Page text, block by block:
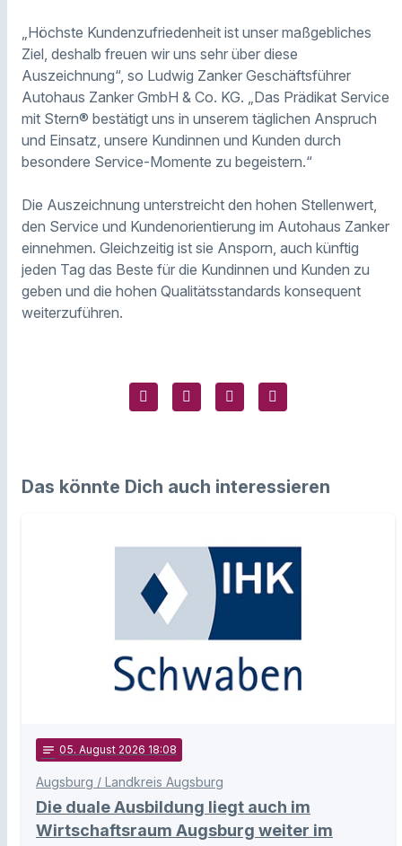
„Höchste Kundenzufriedenheit ist unser maßgebliches
Ziel, deshalb freuen wir uns sehr über diese
Auszeichnung“, so Ludwig Zanker Geschäftsführer
Autohaus Zanker GmbH & Co. KG. „Das Prädikat Service
mit Stern® bestätigt uns in unserem täglichen Anspruch
und Einsatz, unsere Kundinnen und Kunden durch
besondere Service-Momente zu begeistern.“
Die Auszeichnung unterstreicht den hohen Stellenwert,
den Service und Kundenorientierung im Autohaus Zanker
einnehmen. Gleichzeitig ist sie Ansporn, auch künftig
jeden Tag das Beste für die Kundinnen und Kunden zu
geben und die hohen Qualitätsstandards konsequent
weiterzuführen.
Das könnte Dich auch interessieren
notes 05. August 2026 18:08
Augsburg / Landkreis Augsburg
Die duale Ausbildung liegt auch im
Wirtschaftsraum Augsburg weiter im